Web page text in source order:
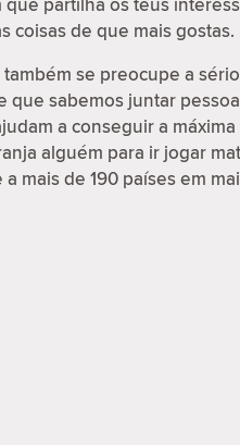
coisas de que mais gostas.
se preocupe a
sabemos juntar
a conseguir a
alguém para ir jogar
mais de 190 países em